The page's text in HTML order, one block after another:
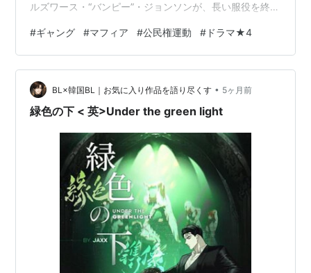
ルズワース・“バンピー”・ジョンソンが、長い服役を終え
演じているのは、フォレスト・ウィテカー。 マルコムX
や黒人下院議員、そしてイタリアン・マフィアなど、実
在した人物たちが登場し、実際の事件も絡めながら話が
進んでいきます。 どのあたりが史実で、どのあたりが脚
色なのかは少し不明ですが、面白いです。 バンピーの
#ギャング #マフィア #公民権運動 # ドラマ★4
BL×韓国BL｜お気に入り作品を語り尽くす • 5ヶ月前
緑色の下 < 英>Under the green light